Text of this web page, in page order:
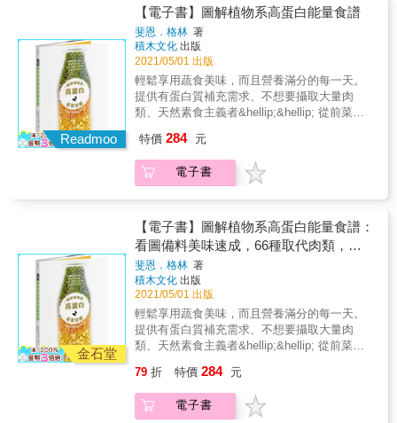
時有所參考，也盼葷食者透過《豐蔬食2》，了
解不斷進化演變的蔬食世界，是多麼豐沛而有
活力。
找，貼近一般使用者的搜尋習慣。 & ★關於蔬
菜你想知道的小知識，這裡都有 如何分辨好吃
的蔬菜、或不建議挑選的狀況？ 冷藏或室溫？
從分裝保存、刀功到烹調，皆有清楚圖解， 常
用英文名稱、盛產季節、主要產地等，也有詳
細備註； 以料理人的角度細說蔬菜的各種小知
識。 & ★ 增添風味亮點的芽菜、食用花與東南
味， 有的能為視覺帶來細緻創意，或者賦予更
多口感變化， 下回遇見它們不妨嘗試一下，發
掘獨特的新滋味。 & ✦ 115道蔬食日常食，引
出最佳蔬菜風味 瓜果葉菜滋味豐盛，作者以自
握食材特性， 加上簡單的烹調訣竅，將更加發
現蔬食的魅力。 & ✦附錄拼音索引，讓查找更
上手 直覺的索引方式，以首字拼音即可快速查
詢， 依個人習慣，輕鬆愉快地使用這本書。
見的353種蔬菜， 告訴你如何用看的、摸的、
聞的挑到好食材？ 簡單的處理訣竅就能讓烹調
更上手？ 蔬菜從頭到尾，有哪些不浪費的聰明
用法？ 依料理方式不同，又該怎麼變化刀工？
從「產季」、「產地」、「辨識」、「挑
選」、 「處理」、「切法」、「保存」到「料
理應用」， 每種蔬菜都透過大量圖說細細拆
解，也有更多延伸或相似品項的介紹。 此外，
書中收錄了115道食譜，希望能帶來更多的蔬食
菜美味的實用參考百科！ & ｜本書特色｜ ★
史上最齊全！353種蔬菜精華集結 在最新增修
版中，增加收錄了80餘種蔬菜， 以更直覺的蔬
調味蔬菜、豆類、菇類&hellip;&hellip; 方便查
找，貼近一般使用者的搜尋習慣。 & ★關於蔬
菜你想知道的小知識，這裡都有 如何分辨好吃
的蔬菜、或不建議挑選的狀況？ 冷藏或室溫？
從分裝保存、刀功到烹調，皆有清楚圖解， 常
用英文名稱、盛產季節、主要產地等，也有詳
細備註； 以料理人的角度細說蔬菜的各種小知
識。 & ★ 增添風味亮點的芽菜、食用花與東南
味， 有的能為視覺帶來細緻創意，或者賦予更
多口感變化， 下回遇見它們不妨嘗試一下，發
掘獨特的新滋味。 & ✦ 115道蔬食日常食，引
Readmoo
【電子書】圖解植物系高蛋白能量食譜
斐恩．格林 著
積木文化 出版
2021/05/01 出版
輕鬆享用蔬食美味，而且營養滿分的每一天。
提供有蛋白質補充需求、不想要攝取大量肉
類、天然素食主義者&hellip;&hellip; 從前菜、
需食材及份量， 瘦身、增肌、減脂、提升能
量！ 低脂肪、高纖維、富含維他命與礦物質，
66種輕鬆取代肉類，能量滿滿的植物系高蛋白
效攝取足量營養，兼顧均衡與美味！ ★圖像化
方式呈現食材組成配方，輕鬆掌握作法、風味
及精準的蛋白質養分含量。 ★從常見的鷹嘴
豆、扁豆等各種豆類，以及豆腐、堅果到異國
食材天貝（Tempeh），認識植物界的高蛋白明
星，學會如何活用於日常料理。 今日，我們似
乎比過去更明白如何管控疾病與老化過程。我
們意識到照顧自己的身體是多麼重要，好好進
食，對身體又有多大的益處。健康的飲食不僅
會反應在活力上，也會讓身體舒暢，更能讓我
攝取的綠色蛋白質，比肉類更有益於健康，不
僅低脂肪、高纖維，更富含維他命與礦物質。
特價 284 元
電子書
金石堂
【電子書】圖解植物系高蛋白能量食譜：
看圖備料美味速成，66種取代肉類，高
纖、營養、抗氧化的均衡蔬食提案
斐恩．格林 著
積木文化 出版
2021/05/01 出版
輕鬆享用蔬食美味，而且營養滿分的每一天。
提供有蛋白質補充需求、不想要攝取大量肉
類、天然素食主義者&hellip;&hellip; 從前菜、
需食材及份量， 瘦身、增肌、減脂、提升能
量！ 低脂肪、高纖維、富含維他命與礦物質，
66種輕鬆取代肉類，能量滿滿的植物系高蛋白
79 折 特價 284 元
電子書